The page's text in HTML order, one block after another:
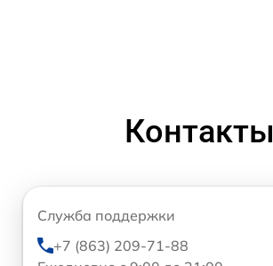
Контакты
Служба поддержки
+7 (863) 209-71-88